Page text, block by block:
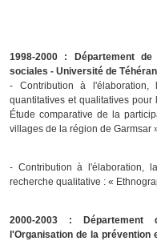
1998-2000 : Département
sociales - Université de
- Contribution à
quantitatives et qualitatives
Étude comparative de la
villages de la région de Garmsar
- Contribution à l'élaboration,
recherche qualitative : «
2000-2003 :
l'Organisation de la